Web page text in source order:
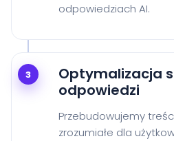
odpowiedziach AI.
3
Optymalizacja
odpowiedzi
Przebudowujemy
zrozumiałe dla